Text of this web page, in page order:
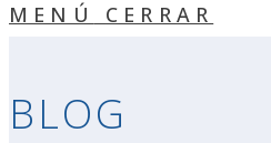
MENÚ CERRAR
BLOG